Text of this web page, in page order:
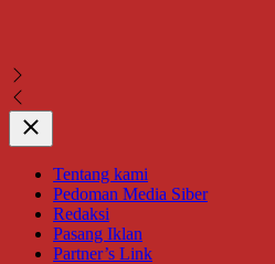
Close
Tentang kami
Pedoman Media Siber
Redaksi
Pasang Iklan
Partner’s Link